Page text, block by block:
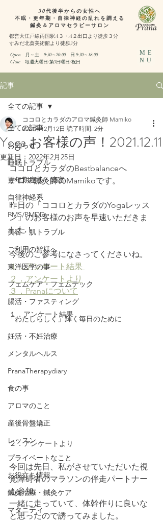
ME
NU
都営大江戸線両国駅A３・A２出口より徒歩３分
​すみだ北斎美術館より徒歩3分
Open 月～土 9:30～20:00
日 9:30～18:00​
​Close 毎週火曜日/第3日曜日/祝日
30代後半からの女性へ
不眠・更年期・自律神経の乱れを調える
鍼灸＆アロマセラピーサロン
記事
全ての記事
お知らせ
睡眠トラブル
更年期症状・障害
自律神経系
PMS/PMDD
美容・肌トラブル
ご利用の皆様へ
東洋医学の事
フェムケア・フェムテック
腸活・ファスティング
「わたしらしく」輝く毎日のために
妊活・不妊治療
メンタルヘルス
PranaTherapydiary
食の事
アロマのこと
産後骨盤矯正
レッスン
プライベートなこと
お役立ち情報
鍼灸治療・鍼灸ケア
マタニティ
全ての記事
Yoga お客様の声！2021.12.11
ココロとカラダのアロマ鍼灸師 Mamiko
2021年12月12日 読了時間: 2分
更新日： 2022年2月25日
ココロとカラダのBestbalanceへ
アロマ鍼灸師のMamikoです。
昨日の「ココロとカラダのYogaレッス
ン」のお客様のお声を早速いただきま
した！
今後のご参考になさってくださいね。
１．アンケート結果
２．アンケートより
３．Pranaについて
１．アンケート結果
２．アンケートより
今回は先日、私がさせていただいた視
覚障碍者のマラソンの伴走パートナー
も参加。
一緒に走っていて、体幹作りに良いな
と思ったので誘ってみました。